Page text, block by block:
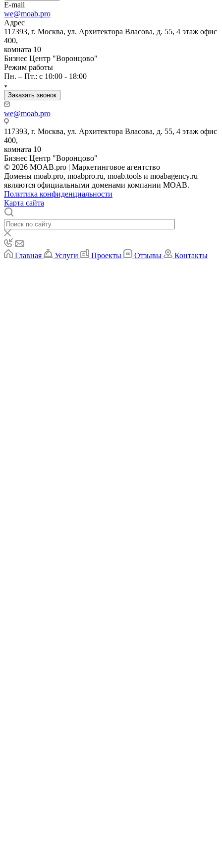
E-mail
we@moab.pro
Адрес
117393, г. Москва, ул. Архитектора Власова, д. 55, 4 этаж офис
400,
комната 10
Бизнес Центр "Воронцово"
Режим работы
Пн. – Пт.: с 10:00 - 18:00
Заказать звонок
we@moab.pro
117393, г. Москва, ул. Архитектора Власова, д. 55, 4 этаж офис
400,
комната 10
Бизнес Центр "Воронцово"
© 2026 MOAB.pro | Маркетинговое агентство
Домены moab.pro, moabpro.ru, moab.tools и moabagency.ru
являются официальными доменами компании MOAB.
Политика конфиденциальности
Карта сайта
Главная Услуги Проекты Отзывы Контакты